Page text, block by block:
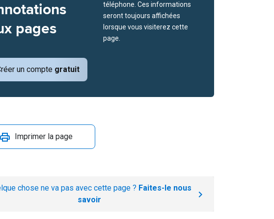
pages
un compte gratuit
téléphone. Ces informations
seront toujours affichées
lorsque vous visiterez cette
page.
Imprimer la page
chose ne va pas avec cette page ? Faites-le nous
savoir